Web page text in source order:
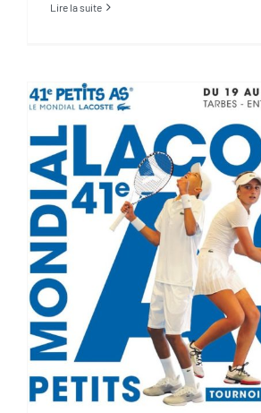
Lire la suite
Le TAT au tournoi
As